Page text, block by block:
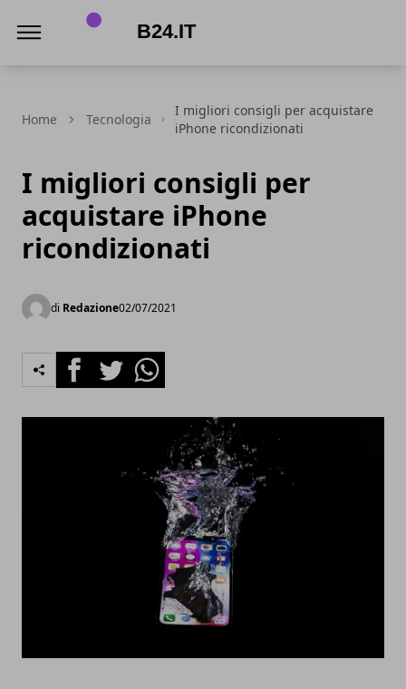
Home Tecnologia
I migliori consigli per acquistare
iPhone ricondizionati
I migliori consigli per
acquistare iPhone
ricondizionati
di Redazione02/07/2021
FacebookTwitterWhatsapp